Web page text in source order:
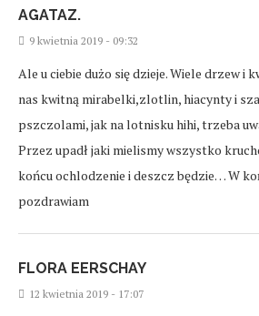
AGATAZ.
9 kwietnia 2019 - 09:32
Ale u ciebie dużo się dzieje. Wiele drzew i
nas kwitną mirabelki,zlotlin, hiacynty i
pszczolami, jak na lotnisku hihi, trzeba
Przez upadł jaki mielismy wszystko
końcu ochlodzenie i deszcz będzie… W
pozdrawiam
FLORA EERSCHAY
12 kwietnia 2019 - 17:07